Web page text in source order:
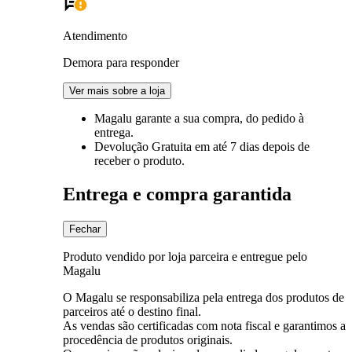
Atendimento
Demora para responder
Ver mais sobre a loja
Magalu garante a sua compra, do pedido à
entrega.
Devolução Gratuita em até 7 dias depois de
receber o produto.
Entrega e compra garantida
Fechar
Produto vendido por loja parceira e entregue pelo
Magalu
O Magalu se responsabiliza pela entrega dos produtos de
parceiros até o destino final.
As vendas são certificadas com nota fiscal e garantimos a
procedência de produtos originais.